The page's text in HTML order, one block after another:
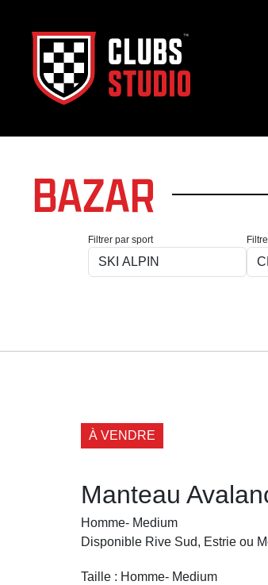
BAZAR
Filtrer par sport
À VENDRE
Manteau
Homme- Medium
Disponible Rive Sud, Estrie ou
Taille : Homme- Medium